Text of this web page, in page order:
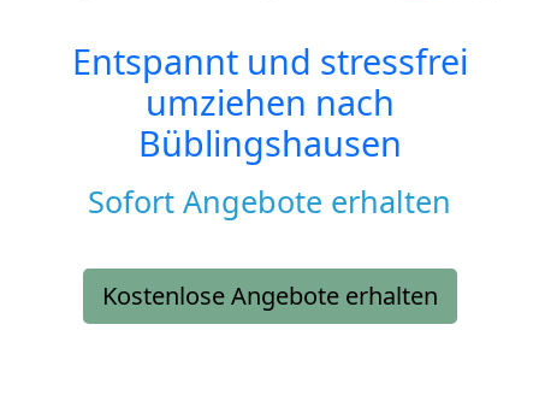
Entspannt und stressfrei
umziehen nach
Büblingshausen
Sofort Angebote erhalten
Kostenlose Angebote erhalten